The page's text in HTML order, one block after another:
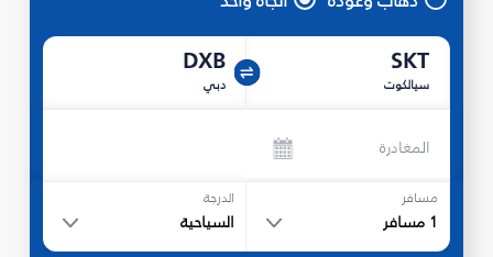
SKT
سيالكوت
DXB
دبي
المغادرة
مسافر
1 مسافر
الدرجة
السياحية